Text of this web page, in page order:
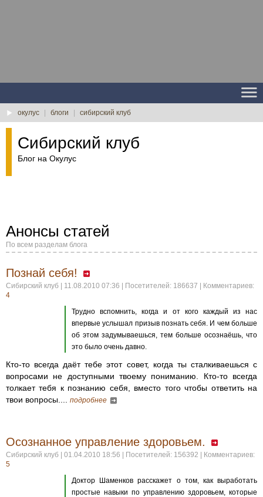
окулус блоги сибирский клуб
Сибирский клуб
Блог на Окулус
Анонсы статей
По всем разделам блога
Познай себя!
Сибирский клуб | 11.08.2010 07:36 | Посетителей: 186637 | Комментариев:
4
Трудно вспомнить, когда и от кого каждый из нас
впервые услышал призыв познать себя. И чем больше
об этом задумываешься, тем больше осознаёшь, что
это было очень давно.
Кто-то всегда даёт тебе этот совет, когда ты сталкиваешься с
вопросами не доступными твоему пониманию. Кто-то всегда
толкает тебя к познанию себя, вместо того чтобы ответить на
твои вопросы.... подробнее
Осознанное управление здоровьем.
Сибирский клуб | 01.04.2010 18:56 | Посетителей: 156392 | Комментариев:
5
Доктор Шаменков расскажет о том, как выработать
простые навыки по управлению здоровьем, которые